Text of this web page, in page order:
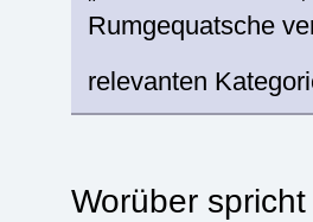
Rumgequatsche
relevanten
Worüber